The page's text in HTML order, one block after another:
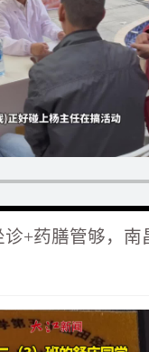
+药膳管够，南